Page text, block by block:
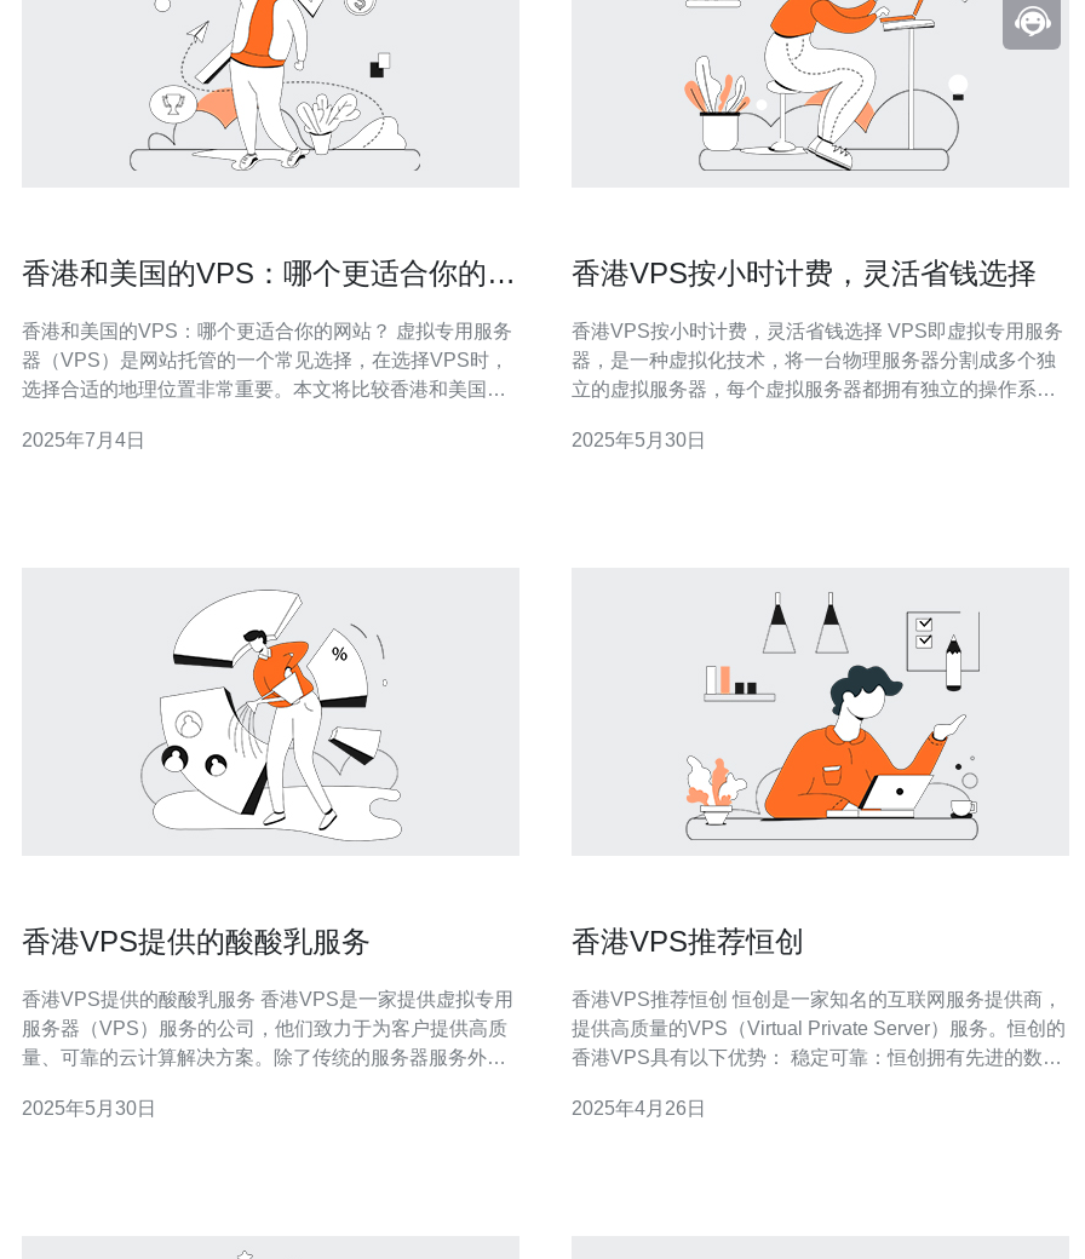
香港和美国的VPS：哪个更适合你的网
香港和美国的VPS：哪个更适合你的网站？ 虚拟专用服务
器（VPS）是网站托管的一个常见选择，在选择VPS时，
选择合适的地理位置非常重要。本文将比较香港和美国的
的商业中心，有着稳定的政治环境和先进的基础设施。选
2025年7月4日
香港VPS按小时计费，灵活省钱选择
香港VPS按小时计费，灵活省钱选择 VPS即虚拟专用服务
器，是一种虚拟化技术，将一台物理服务器分割成多个独
立的虚拟服务器，每个虚拟服务器都拥有独立的操作系统
越来越受欢迎，主要原因有以下几点： 网络稳定：香港地
2025年5月30日
香港VPS提供的酸酸乳服务
香港VPS提供的酸酸乳服务 香港VPS是一家提供虚拟专用
服务器（VPS）服务的公司，他们致力于为客户提供高质
量、可靠的云计算解决方案。除了传统的服务器服务外，
务是香港VPS推出的一项增值服务，旨在帮助客户更好地
2025年5月30日
香港VPS推荐恒创
香港VPS推荐恒创 恒创是一家知名的互联网服务提供商，
提供高质量的VPS（Virtual Private Server）服务。恒创的
香港VPS具有以下优势： 稳定可靠：恒创拥有先进的数据
可靠性。 快速
2025年4月26日